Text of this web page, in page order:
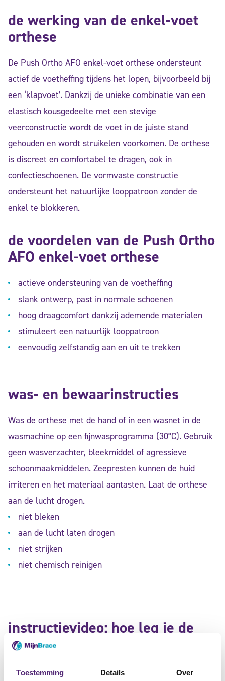
Toestemming Details Over
de werking van de enkel-voet
orthese
De Push Ortho AFO enkel-voet orthese ondersteunt
actief de voetheffing tijdens het lopen, bijvoorbeeld bij
een ‘klapvoet’. Dankzij de unieke combinatie van een
elastisch kousgedeelte met een stevige
veerconstructie wordt de voet in de juiste stand
gehouden en wordt struikelen voorkomen. De orthese
is discreet en comfortabel te dragen, ook in
confectieschoenen. De vormvaste constructie
ondersteunt het natuurlijke looppatroon zonder de
enkel te blokkeren.
de voordelen van de Push Ortho
AFO enkel-voet orthese
actieve ondersteuning van de voetheffing
slank ontwerp, past in normale schoenen
hoog draagcomfort dankzij ademende materialen
stimuleert een natuurlijk looppatroon
eenvoudig zelfstandig aan en uit te trekken
was- en bewaarinstructies
Was de orthese met de hand of in een wasnet in de
wasmachine op een fijnwasprogramma (30°C). Gebruik
geen wasverzachter, bleekmiddel of agressieve
schoonmaakmiddelen. Zeepresten kunnen de huid
irriteren en het materiaal aantasten. Laat de orthese
aan de lucht drogen.
niet bleken
aan de lucht laten drogen
niet strijken
niet chemisch reinigen
instructievideo: hoe leg je de
Push Ortho AFO enkel-voet
orthese aan?